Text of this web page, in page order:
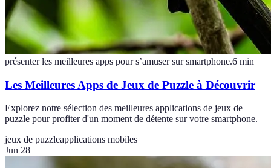
présenter les meilleures apps pour s’amuser sur smartphone.6 min
Les Meilleures Apps de Jeux de Puzzle à Découvrir
Explorez notre sélection des meilleures applications de jeux de
puzzle pour profiter d'un moment de détente sur votre smartphone.
jeux de puzzleapplications mobiles
Jun 28